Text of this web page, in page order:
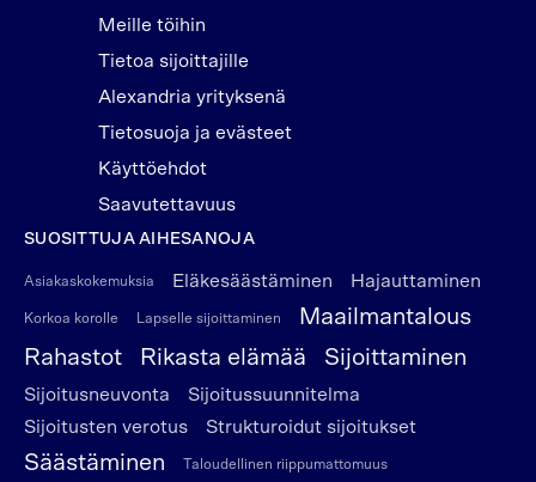
Meille töihin
Tietoa sijoittajille
Alexandria yrityksenä
Tietosuoja ja evästeet
Käyttöehdot
Saavutettavuus
SUOSITTUJA AIHESANOJA
Asiakaskokemuksia Eläkesäästäminen Hajauttaminen
Korkoa korolle Lapselle sijoittaminen
Maailmantalous
Rahastot
Rikasta elämää Sijoittaminen
Sijoitusneuvonta
Sijoitussuunnitelma
Sijoitusten verotus
Strukturoidut sijoitukset
Säästäminen Taloudellinen riippumattomuus